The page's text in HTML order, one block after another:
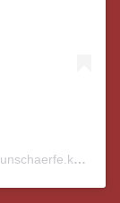
Ein Beitrag geteilt von unschärfe kollektiv (@unschaerfe.kollektiv)